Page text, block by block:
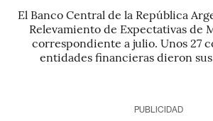
El Banco Central de la República
Relevamiento de Expectativas de
correspondiente a julio. Unos 27
entidades financieras dieron
PUBLICIDAD